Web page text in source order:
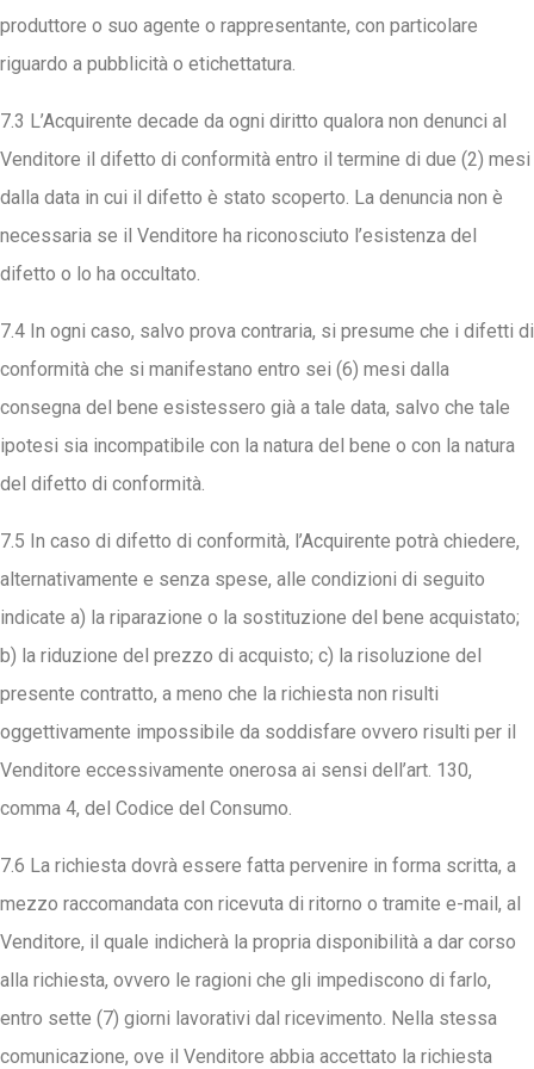
produttore o suo agente o rappresentante, con particolare
riguardo a pubblicità o etichettatura.
7.3 L’Acquirente decade da ogni diritto qualora non denunci al
Venditore il difetto di conformità entro il termine di due (2) mesi
dalla data in cui il difetto è stato scoperto. La denuncia non è
necessaria se il Venditore ha riconosciuto l’esistenza del
difetto o lo ha occultato.
7.4 In ogni caso, salvo prova contraria, si presume che i difetti di
conformità che si manifestano entro sei (6) mesi dalla
consegna del bene esistessero già a tale data, salvo che tale
ipotesi sia incompatibile con la natura del bene o con la natura
del difetto di conformità.
7.5 In caso di difetto di conformità, l’Acquirente potrà chiedere,
alternativamente e senza spese, alle condizioni di seguito
indicate a) la riparazione o la sostituzione del bene acquistato;
b) la riduzione del prezzo di acquisto; c) la risoluzione del
presente contratto, a meno che la richiesta non risulti
oggettivamente impossibile da soddisfare ovvero risulti per il
Venditore eccessivamente onerosa ai sensi dell’art. 130,
comma 4, del Codice del Consumo.
7.6 La richiesta dovrà essere fatta pervenire in forma scritta, a
mezzo raccomandata con ricevuta di ritorno o tramite e-mail, al
Venditore, il quale indicherà la propria disponibilità a dar corso
alla richiesta, ovvero le ragioni che gli impediscono di farlo,
entro sette (7) giorni lavorativi dal ricevimento. Nella stessa
comunicazione, ove il Venditore abbia accettato la richiesta